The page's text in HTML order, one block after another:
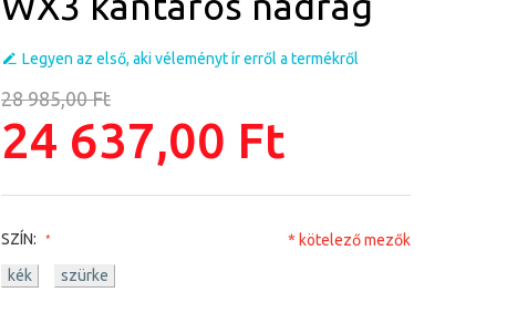
Legyen az első, aki véleményt ír erről a termékről
28 985,00 Ft
24 637,00 Ft
SZÍN:
kék szürke
* kötelező mezők